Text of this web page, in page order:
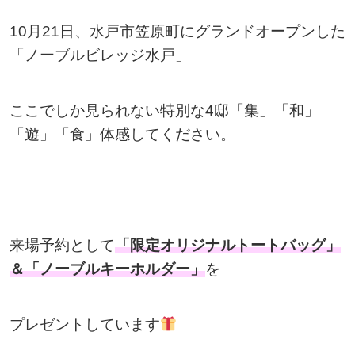
10月21日、水戸市笠原町にグランドオープンした
「ノーブルビレッジ水戸」
ここでしか見られない特別な4邸「集」「和」
「遊」「食」体感してください。
来場予約として「限定オリジナルトートバッグ」
＆「ノーブルキーホルダー」を
プレゼントしています